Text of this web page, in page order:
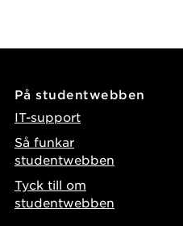
På studentwebben
IT-support
Så funkar
studentwebben
Tyck till om
studentwebben